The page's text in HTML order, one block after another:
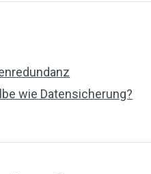
wie Datensicherung?